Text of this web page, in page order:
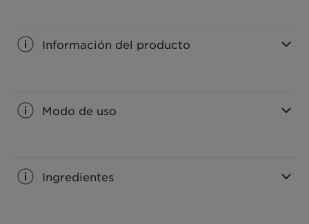
Información del producto
Modo de uso
Ingredientes